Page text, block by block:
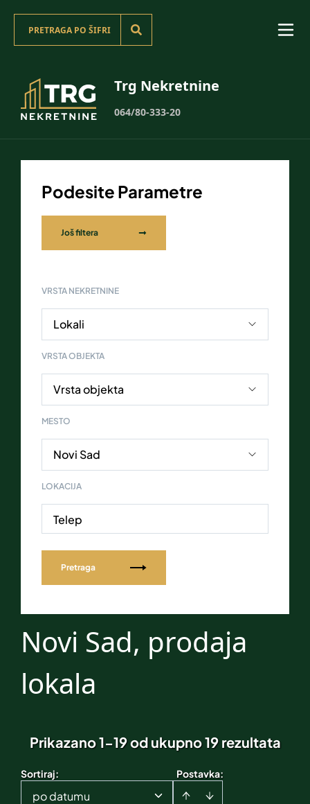
Trg Nekretnine
064/80-333-20
Podesite Parametre
Još filtera
VRSTA NEKRETNINE
VRSTA OBJEKTA
MESTO
LOKACIJA
Telep
Pretraga
Novi Sad, prodaja
lokala
Prikazano 1-19 od ukupno 19 rezultata
Postavka:
Sortiraj:
po datumu